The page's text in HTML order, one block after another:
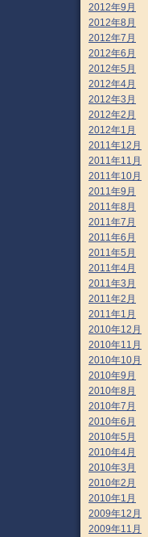
2012年9月
2012年8月
2012年7月
2012年6月
2012年5月
2012年4月
2012年3月
2012年2月
2012年1月
2011年12月
2011年11月
2011年10月
2011年9月
2011年8月
2011年7月
2011年6月
2011年5月
2011年4月
2011年3月
2011年2月
2011年1月
2010年12月
2010年11月
2010年10月
2010年9月
2010年8月
2010年7月
2010年6月
2010年5月
2010年4月
2010年3月
2010年2月
2010年1月
2009年12月
2009年11月